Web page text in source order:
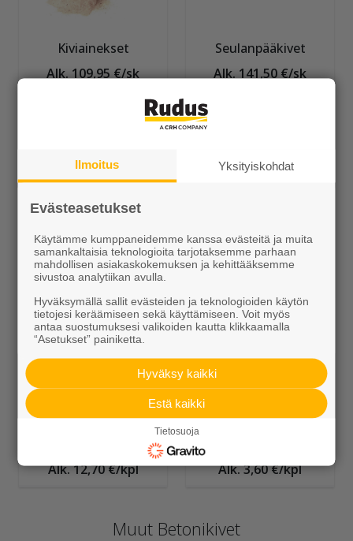
Kiviainekset
Alk. 109,95 €/sk
Seulanpääkivet
Alk. 141,50 €/sk
Upotettava J-
reunakivi
Alk. 16,00 €/kpl
Upotettava H-
reunakivi
Alk. 12,70 €/kpl
Alk. 3,60 €/kpl
Muut Betonikivet
Ilmoitus Yksityiskohdat
Evästeasetukset
Käytämme kumppaneidemme kanssa evästeitä ja muita
samankaltaisia teknologioita tarjotaksemme parhaan
mahdollisen asiakaskokemuksen ja kehittääksemme
sivustoa analytiikan avulla.
Hyväksymällä sallit evästeiden ja teknologioiden käytön
tietojesi keräämiseen sekä käyttämiseen. Voit myös
antaa suostumuksesi valikoiden kautta klikkaamalla
“Asetukset” painiketta.
Hyväksy kaikki
Estä kaikki
Tietosuoja